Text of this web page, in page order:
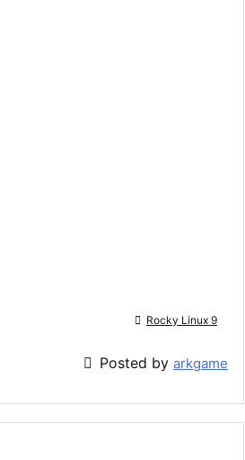
 Rocky Linux 9
 Posted by arkgame